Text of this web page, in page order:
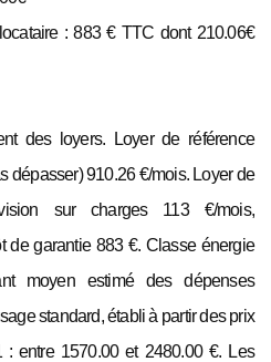
: 883 € TTC dont 210.06€
des loyers. Loyer de référence
dépasser) 910.26 €/mois. Loyer de
sur charges 113 €/mois,
de garantie 883 €. Classe énergie
moyen estimé des dépenses
standard, établi à partir des prix
entre 1570.00 et 2480.00 €. Les